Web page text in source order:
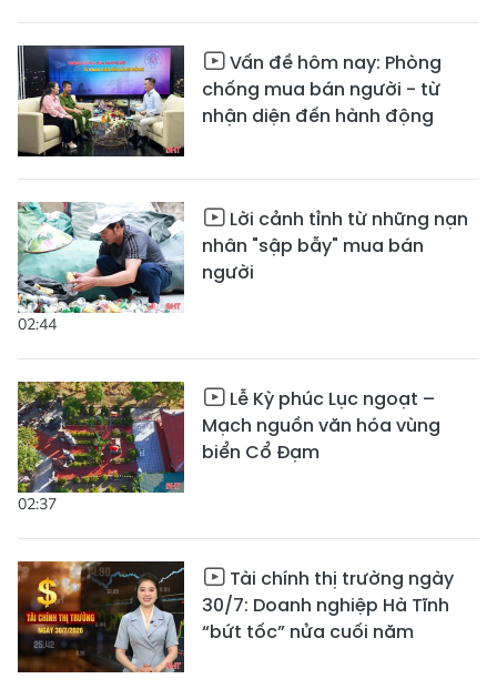
Vấn đề hôm nay: Phòng
chống mua bán người - từ
nhận diện đến hành động
02:44
Lời cảnh tỉnh từ những nạn
nhân "sập bẫy" mua bán
người
02:37
Lễ Kỳ phúc Lục ngoạt –
Mạch nguồn văn hóa vùng
biển Cổ Đạm
Tài chính thị trường ngày
30/7: Doanh nghiệp Hà Tĩnh
“bứt tốc” nửa cuối năm